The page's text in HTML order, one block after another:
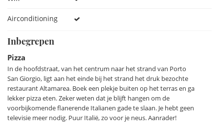
kijken.
Wanneer je de boulevard vol palmbomen en schitterde
restaurantfaciliteiten waar je een fijne ligstoel en parasol
kunt huren. Porto San Giorgio kent vele restaurants, mooie
winkels en er wordt iedere donderdag een enorme markt
georganiseerd die vele bewoners uit de verre omtrek trekt.
In deze badplaats valt het je nog op wanneer iemand geen
Airconditioning
Inbegrepen
Pizza
In de hoofdstraat, van het centrum naar het strand van Porto
San Giorgio, ligt aan het einde bij het strand het druk bezochte
restaurant Altamarea. Boek een plekje buiten op het terras en ga
lekker pizza eten. Zeker weten dat je blijft hangen om de
voorbijkomende flanerende Italianen gade te slaan. Je hebt geen
televisie meer nodig. Puur Italië, zo voor je neus. Aanrader!